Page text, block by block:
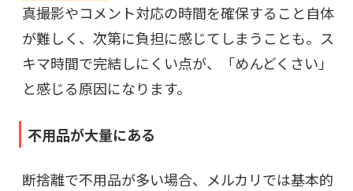
真撮影やコメント対応の時間を確保すること自体
が難しく、次第に負担に感じてしまうことも。ス
キマ時間で完結しにくい点が、「めんどくさい」
と感じる原因になります。
不用品が大量にある
断捨離で不用品が多い場合、メルカリでは基本的